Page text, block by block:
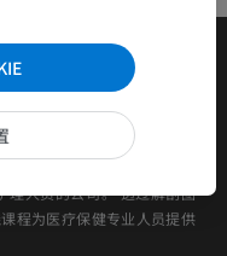
理人员的公司。 透过解剖图
程为医疗保健专业人员提供